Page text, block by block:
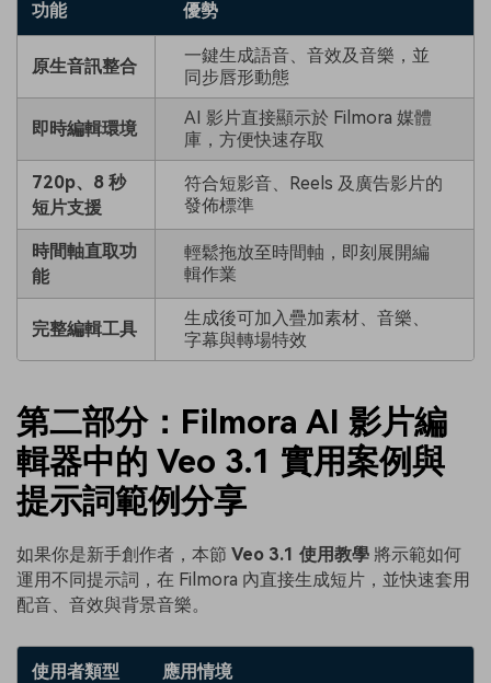
功能 優勢
原生音訊整合
一鍵生成語音、音效及音樂，並
同步唇形動態
即時編輯環境
AI 影片直接顯示於 Filmora 媒體
庫，方便快速存取
720p、8 秒
短片支援
符合短影音、Reels 及廣告影片的
發佈標準
時間軸直取功
能
輕鬆拖放至時間軸，即刻展開編
輯作業
完整編輯工具
生成後可加入疊加素材、音樂、
字幕與轉場特效
第二部分：Filmora AI 影片編
輯器中的 Veo 3.1 實用案例與
提示詞範例分享
如果你是新手創作者，本節 Veo 3.1 使用教學 將示範如何
運用不同提示詞，在 Filmora 內直接生成短片，並快速套用
配音、音效與背景音樂。
使用者類型 應用情境